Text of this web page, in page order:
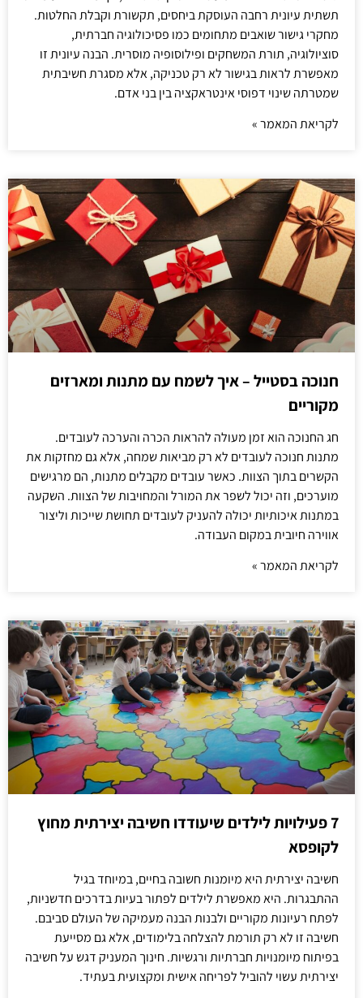
תשתית עיונית רחבה העוסקת ביחסים, תקשורת וקבלת החלטות.
מחקרי גישור שואבים מתחומים כמו פסיכולוגיה חברתית,
סוציולוגיה, תורת המשחקים ופילוסופיה מוסרית. הבנה עיונית זו
מאפשרת לראות בגישור לא רק טכניקה, אלא מסגרת חשיבתית
שמטרתה שינוי דפוסי אינטראקציה בין בני אדם.
לקריאת המאמר »
חנוכה בסטייל – איך לשמח עם מתנות ומארזים
מקוריים
חג החנוכה הוא זמן מעולה להראות הכרה והערכה לעובדים.
מתנות חנוכה לעובדים לא רק מביאות שמחה, אלא גם מחזקות את
הקשרים בתוך הצוות. כאשר עובדים מקבלים מתנות, הם מרגישים
מוערכים, וזה יכול לשפר את המורל והמחויבות של הצוות. השקעה
במתנות איכותיות יכולה להעניק לעובדים תחושת שייכות וליצור
אווירה חיובית במקום העבודה.
לקריאת המאמר »
7 פעילויות לילדים שיעודדו חשיבה יצירתית מחוץ
לקופסא
חשיבה יצירתית היא מיומנות חשובה בחיים, במיוחד בגיל
ההתבגרות. היא מאפשרת לילדים לפתור בעיות בדרכים חדשניות,
לפתח רעיונות מקוריים ולבנות הבנה מעמיקה של העולם סביבם.
חשיבה זו לא רק תורמת להצלחה בלימודים, אלא גם מסייעת
בפיתוח מיומנויות חברתיות ורגשיות. חינוך המעניק דגש על חשיבה
יצירתית עשוי להוביל לפריחה אישית ומקצועית בעתיד.